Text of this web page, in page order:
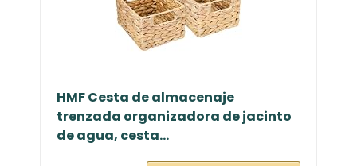
HMF Cesta de almacenaje
trenzada organizadora de jacinto
de agua, cesta...